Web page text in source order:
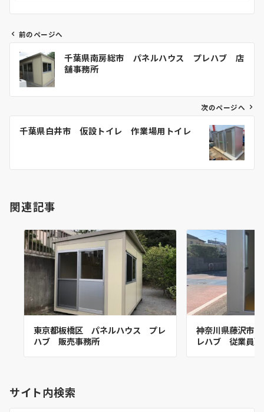
ビ
ン
前のページへ
千葉県南房総市 パネルハウス プレハブ 店
舗事務所
次のページへ
千葉県白井市 仮設トイレ 作業場用トイレ
関連記事
東京都板橋区 パネルハウス プレ
ハブ 販売事務所
神奈川県藤沢市
レハブ 従業員更
サイト内検索